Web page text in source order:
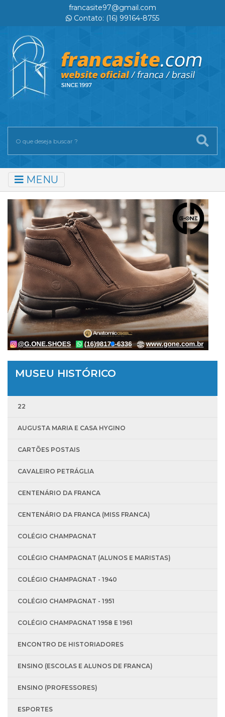
francasite97@gmail.com
Contato: (16) 99164-8755
MENU
MUSEU HISTÓRICO
22
AUGUSTA MARIA E CASA HYGINO
CARTÕES POSTAIS
CAVALEIRO PETRÁGLIA
CENTENÁRIO DA FRANCA
CENTENÁRIO DA FRANCA (MISS FRANCA)
COLÉGIO CHAMPAGNAT
COLÉGIO CHAMPAGNAT (ALUNOS E MARISTAS)
COLÉGIO CHAMPAGNAT - 1940
COLÉGIO CHAMPAGNAT - 1951
COLÉGIO CHAMPAGNAT 1958 E 1961
ENCONTRO DE HISTORIADORES
ENSINO (ESCOLAS E ALUNOS DE FRANCA)
ENSINO (PROFESSORES)
ESPORTES